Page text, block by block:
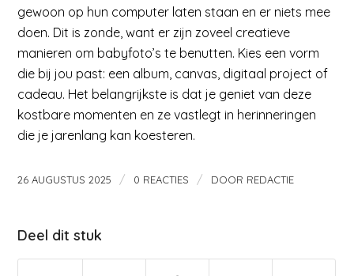
gewoon op hun computer laten staan en er niets mee
doen. Dit is zonde, want er zijn zoveel creatieve
manieren om babyfoto’s te benutten. Kies een vorm
die bij jou past: een album, canvas, digitaal project of
cadeau. Het belangrijkste is dat je geniet van deze
kostbare momenten en ze vastlegt in herinneringen
die je jarenlang kan koesteren.
26 AUGUSTUS 2025 / 0 REACTIES / DOOR REDACTIE
Deel dit stuk